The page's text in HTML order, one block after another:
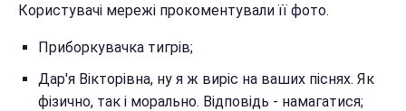
Користувачі мережі прокоментували її фото.
Приборкувачка тигрів;
Дар'я Вікторівна, ну я ж виріс на ваших піснях. Як
фізично, так і морально. Відповідь - намагатися;